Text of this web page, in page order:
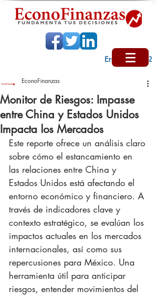
Encabezado 2
Monitor de Riesgos: Impasse
entre China y Estados Unidos
Impacta los Mercados
EconoFinanzas
Este reporte ofrece un análisis claro
sobre cómo el estancamiento en
las relaciones entre China y
Estados Unidos está afectando el
entorno económico y financiero. A
través de indicadores clave y
contexto estratégico, se evalúan los
impactos actuales en los mercados
internacionales, así como sus
repercusiones para México. Una
herramienta útil para anticipar
riesgos, entender movimientos del